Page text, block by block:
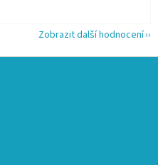
Zobrazit další hodnocení